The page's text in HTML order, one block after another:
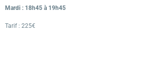
Mardi : 18h45 à 19h45
Tarif : 225€